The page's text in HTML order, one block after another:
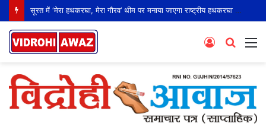
सूरत में ‘मेरा हथकरघा, मेरा गौरव’ थीम पर मनाया जाएगा राष्ट्रीय हथकरघा दिवस
Search
Log